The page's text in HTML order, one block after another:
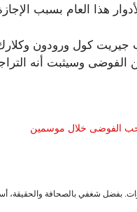
هذا العام بسبب
جيريت كول ورودون
الفوضى وسيثبت أنه
الفوضى خلال موسمين
بفضل شغفي بالصحافة والحقيقة،